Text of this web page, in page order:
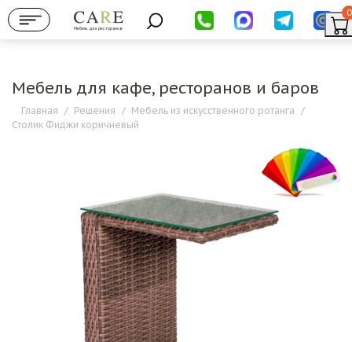
Мебель для ресторанов
0
Мебель для кафе, ресторанов и баров
Главная / Решения / Мебель из искусственного ротанга /
Столик Фиджи коричневый